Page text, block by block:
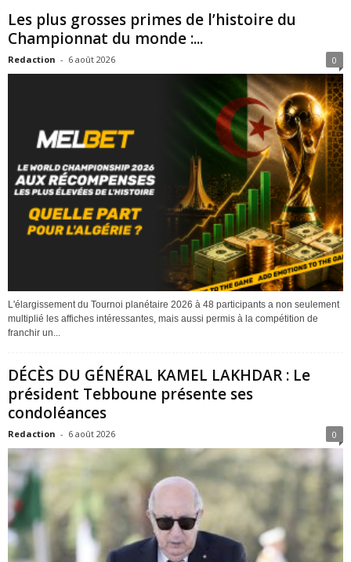
Les plus grosses primes de l’histoire du
Championnat du monde :...
Redaction - 6 août 2026 0
L'élargissement du Tournoi planétaire 2026 à 48 participants a non seulement
multiplié les affiches intéressantes, mais aussi permis à la compétition de
franchir un...
DÉCÈS DU GÉNÉRAL KAMEL LAKHDAR : Le
président Tebboune présente ses
condoléances
Redaction - 6 août 2026 0